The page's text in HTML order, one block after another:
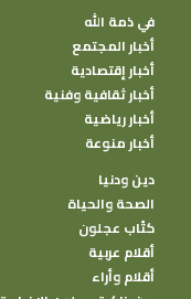
في ذمة الله
أخبار المجتمع
أخبار إقتصادية
أخبار ثقافية وفنية
أخبار رياضية
أخبار منوعة
دين ودنيا
الصحة والحياة
كتًاب عجلون
أقلام عربية
أقلام وأراء